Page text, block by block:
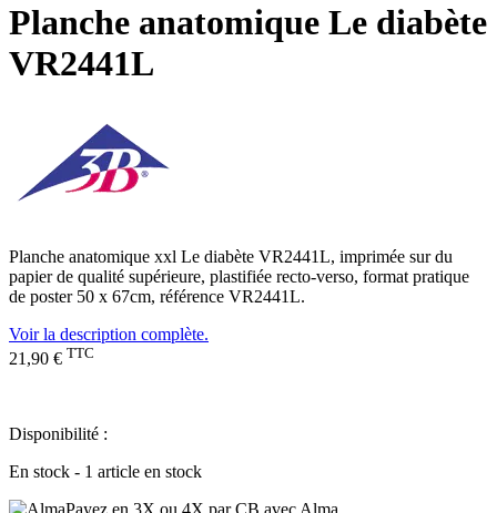
Planche anatomique Le diabète
VR2441L
Planche anatomique xxl Le diabète VR2441L, imprimée sur du
papier de qualité supérieure, plastifiée recto-verso, format pratique
de poster 50 x 67cm, référence VR2441L.
Voir la description complète.
21,90 € TTC
Disponibilité :
En stock - 1 article en stock